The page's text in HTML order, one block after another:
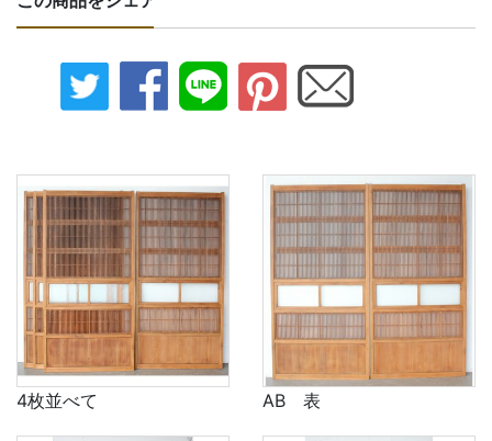
4枚並べて AB 表